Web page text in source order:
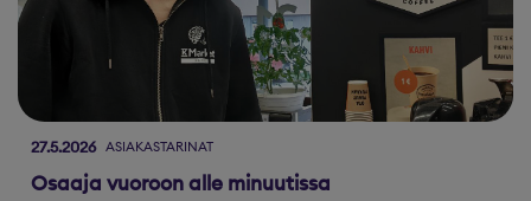
27.5.2026 ASIAKASTARINAT
Osaaja vuoroon alle minuutissa